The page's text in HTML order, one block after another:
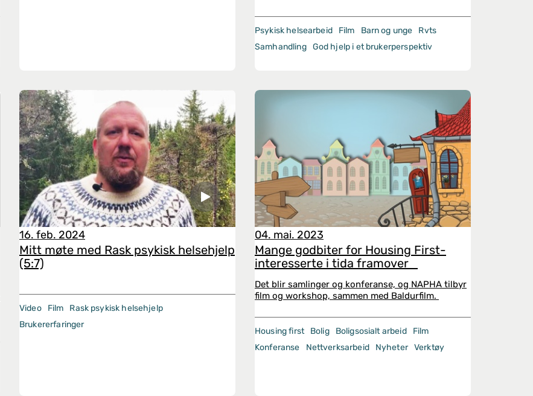
Psykisk helsearbeid Film Barn og unge
Rvts
Samhandling
God hjelp i et brukerperspektiv
16. feb. 2024
Mitt møte med Rask psykisk helsehjelp
(5:7)
Video Film
Rask psykisk helsehjelp
Brukererfaringer
04. mai. 2023
Mange godbiter for Housing First-
interesserte i tida framover
Det blir samlinger og konferanse, og NAPHA tilbyr
film og workshop, sammen med Baldurfilm.
Housing first Bolig Boligsosialt arbeid
Film
Konferanse
Nettverksarbeid Nyheter Verktøy